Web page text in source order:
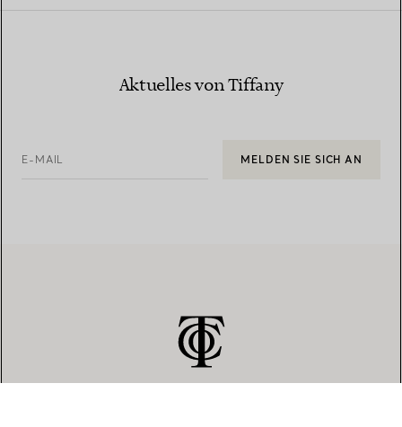
Aktuelles von Tiffany
E-MAIL MELDEN SIE SICH AN